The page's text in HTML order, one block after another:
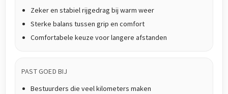
Zeker en stabiel rijgedrag bij warm weer
Sterke balans tussen grip en comfort
Comfortabele keuze voor langere afstanden
PAST GOED BIJ
Bestuurders die veel kilometers maken